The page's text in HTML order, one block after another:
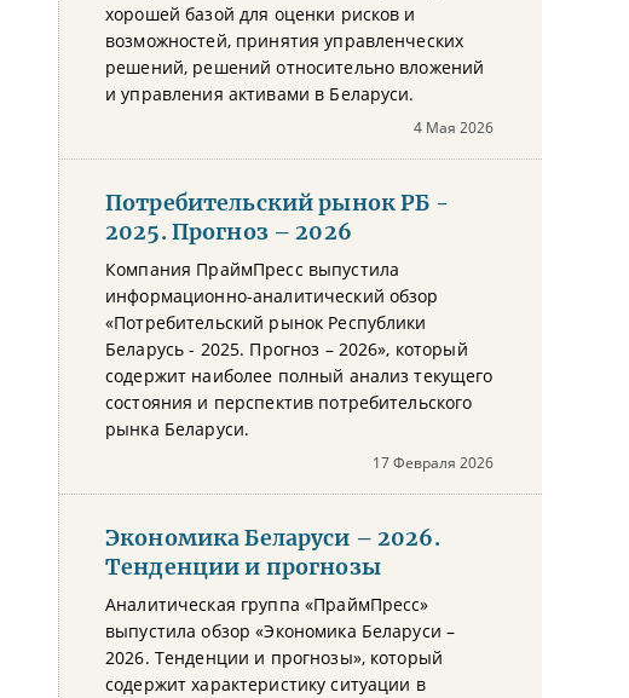
хорошей базой для оценки рисков и
возможностей, принятия управленческих
решений, решений относительно вложений
и управления активами в Беларуси.
4 Мая 2026
Потребительский рынок РБ -
2025. Прогноз – 2026
Компания ПраймПресс выпустила
информационно-аналитический обзор
«Потребительский рынок Республики
Беларусь - 2025. Прогноз – 2026», который
содержит наиболее полный анализ текущего
состояния и перспектив потребительского
рынка Беларуси.
17 Февраля 2026
Экономика Беларуси – 2026.
Тенденции и прогнозы
Аналитическая группа «ПраймПресс»
выпустила обзор «Экономика Беларуси –
2026. Тенденции и прогнозы», который
содержит характеристику ситуации в